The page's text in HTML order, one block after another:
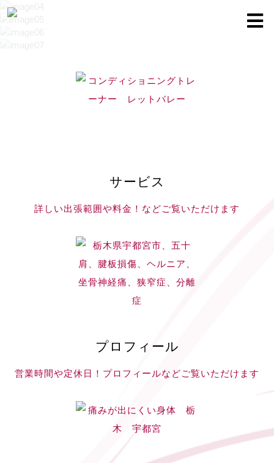
サービス
詳しい出張範囲や料金！などご覧いただけます
プロフィール
営業時間や定休日！プロフィールなどご覧いただけます